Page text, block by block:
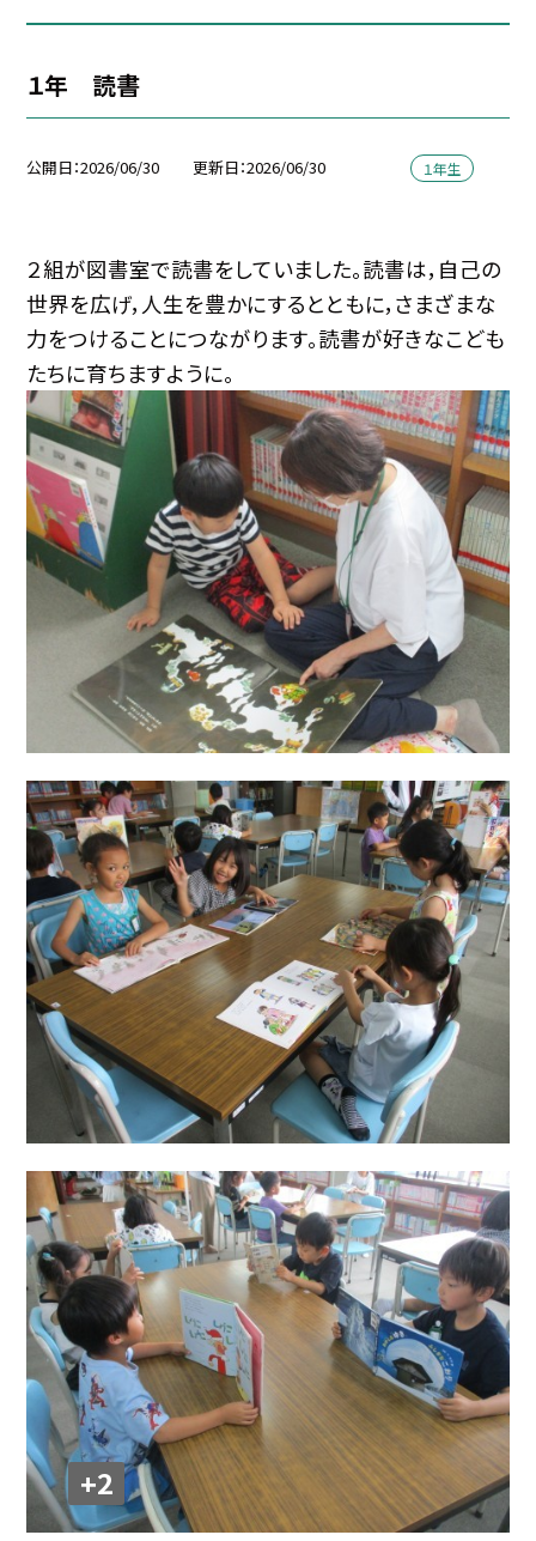
１年 読書
公開日 2026/06/30 更新日 2026/06/30 １年生
２組が図書室で読書をしていました。読書は，自己の
世界を広げ，人生を豊かにするとともに，さまざまな
力をつけることにつながります。読書が好きなこども
たちに育ちますように。
+2